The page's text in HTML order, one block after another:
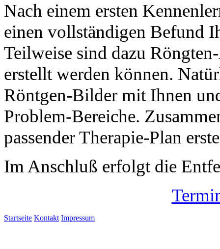
Nach einem ersten
einen vollständigen Befund
Teilweise sind dazu
erstellt werden können.
Röntgen-Bilder mit Ihnen
Problem-Bereiche.
passender Therapie-Plan
Im Anschluß erfolgt die
Startseite Kontakt Impressum